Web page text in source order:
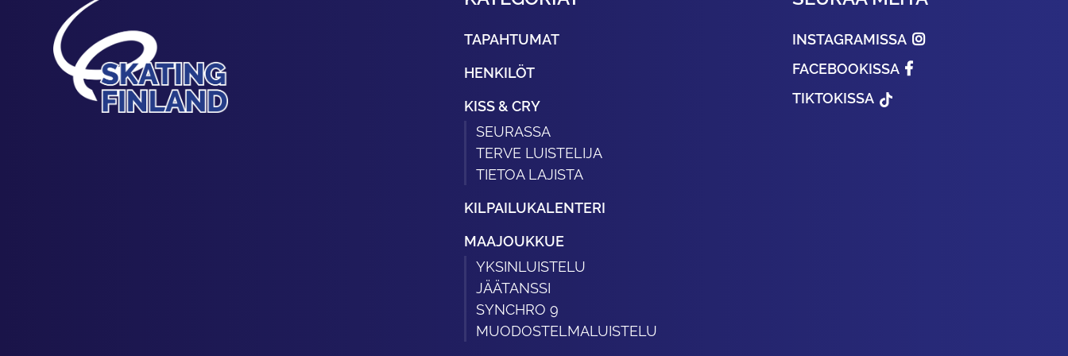
TAPAHTUMAT
HENKILÖT
KISS & CRY
SEURASSA
TERVE LUISTELIJA
TIETOA LAJISTA
KILPAILUKALENTERI
MAAJOUKKUE
YKSINLUISTELU
JÄÄTANSSI
SYNCHRO 9
MUODOSTELMALUISTELU
INSTAGRAMISSA
FACEBOOKISSA
TIKTOKISSA